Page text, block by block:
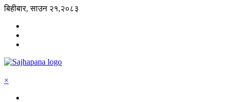
बिहीबार, साउन २१,२०८३
×